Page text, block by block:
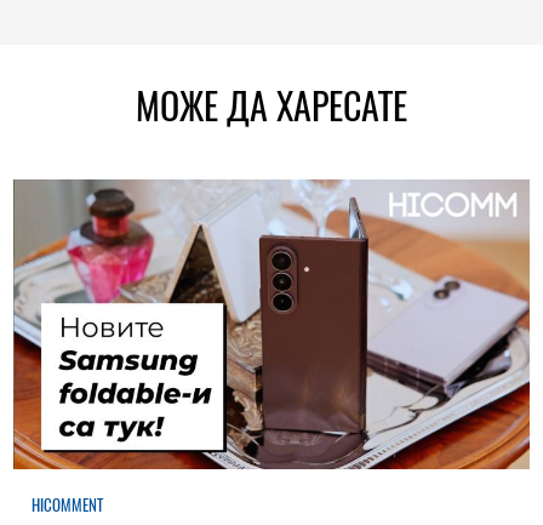
МОЖЕ ДА ХАРЕСАТЕ
HICOMMENT